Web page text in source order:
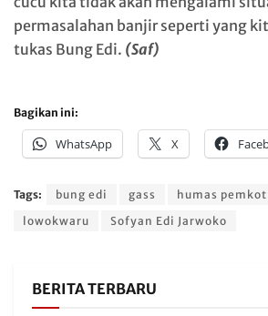
permasalahan banjir seperti yang
tukas Bung Edi. (Saf)
Bagikan ini:
WhatsApp X
Tags: bung edi gass
humas
lowokwaru
Sofyan Edi Jarwoko
BERITA TERBARU